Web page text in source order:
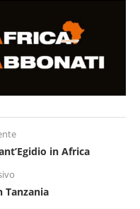
in Africa
Tanzania